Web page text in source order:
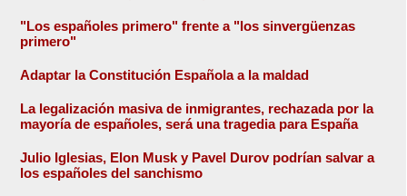
"Los españoles primero" frente a "los sinvergüenzas
primero"
Adaptar la Constitución Española a la maldad
La legalización masiva de inmigrantes, rechazada por la
mayoría de españoles, será una tragedia para España
Julio Iglesias, Elon Musk y Pavel Durov podrían salvar a
los españoles del sanchismo